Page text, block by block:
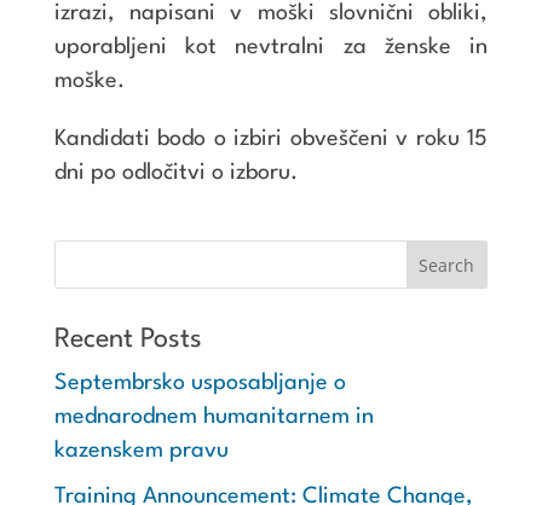
izrazi, napisani v moški slovnični obliki,
uporabljeni kot nevtralni za ženske in
moške.
Kandidati bodo o izbiri obveščeni v roku 15
dni po odločitvi o izboru.
Recent Posts
Septembrsko usposabljanje o
mednarodnem humanitarnem in
kazenskem pravu
Training Announcement: Climate Change,